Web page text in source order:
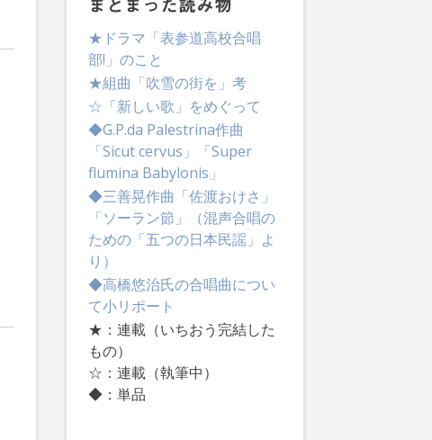
まとまった読み物
★ドラマ「表参道高校合唱
部!」のこと
★組曲「吹雪の街を」考
☆「新しい歌」をめぐって
◆G.P.da Palestrina作曲
「Sicut cervus」「Super
flumina Babylonis」
◆三善晃作曲「佐渡おけさ」
「ソーラン節」（混声合唱の
ための「五つの日本民謡」よ
り）
◆高橋悠治氏の合唱曲につい
て小リポート
★：連載（いちおう完結した
もの）
☆：連載（執筆中）
◆：単品